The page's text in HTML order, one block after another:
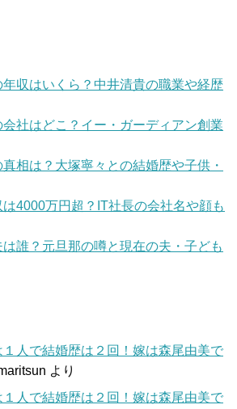
収はいくら？中井清貴の職業や経歴
社はどこ？イー・ガーディアン創業
相は？大塚寧々との結婚歴や子供・
4000万円超？IT社長の会社名や顔も
誰？元旦那の噂と現在の夫・子ども
人で結婚歴は２回！嫁は森尾由美で
より
人で結婚歴は２回！嫁は森尾由美で